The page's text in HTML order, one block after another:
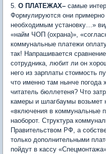
5. О ПЛАТЕЖАХ– самые
Формулируются они примерно
необходимым установку…»
«найм ЧОП (охрана)»,
коммунальные платежи
так! Напрашивается
сотрудника, любит ли он
него из зарплаты стоимость
что именно там нынче
читатель бюллетеня? Что
камеры и шлагбаумы возьмет
«включения в коммунальные
наоборот. Структура
Правительством РФ, а
только дополнительными
пойдут в кассу